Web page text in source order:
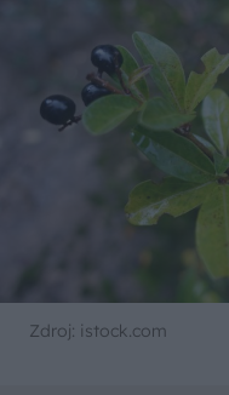
Zdroj: istock.com